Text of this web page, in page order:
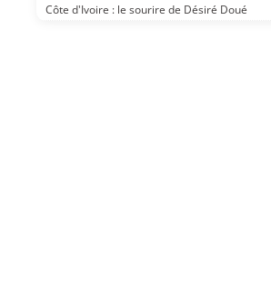
Côte d'Ivoire : le sourire de Désiré Doué